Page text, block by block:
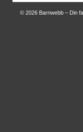
© 2026 Barnwebb – Din